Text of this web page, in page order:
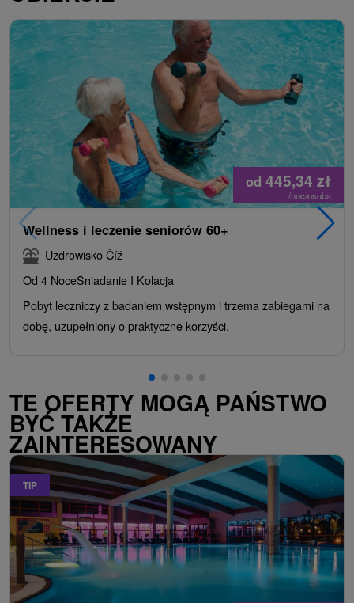
od 445,34 zł
/noc/osoba
Wellness i leczenie seniorów 60+
Uzdrowisko Číž
Od 4 NoceŚniadanie I Kolacja
Pobyt leczniczy z badaniem wstępnym i trzema zabiegami na
dobę, uzupełniony o praktyczne korzyści.
TE OFERTY MOGĄ PAŃSTWO
BYĆ TAKŻE
ZAINTERESOWANY
TIP